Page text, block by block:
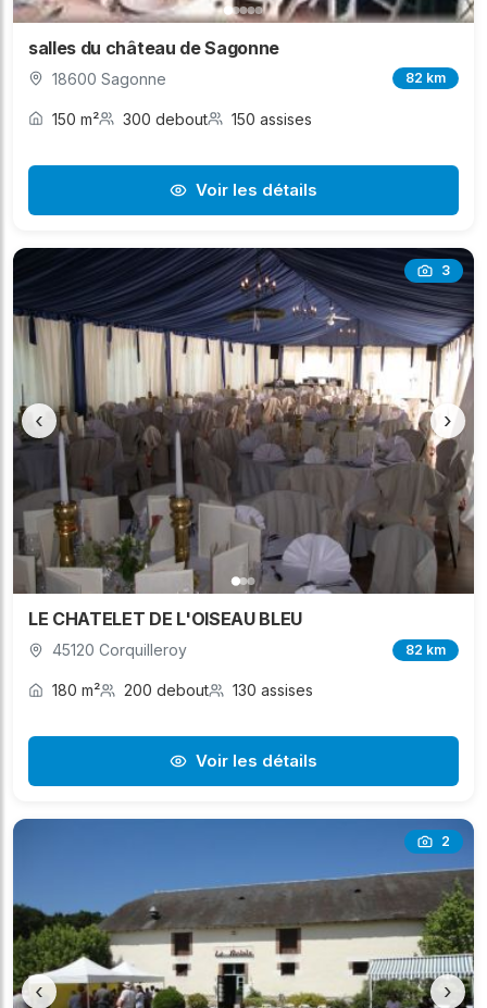
salles du château de Sagonne
18600 Sagonne 82 km
150 m² 300 debout 150 assises
Voir les détails
3
‹ ›
LE CHATELET DE L'OISEAU BLEU
45120 Corquilleroy 82 km
180 m² 200 debout 130 assises
Voir les détails
2
‹ ›